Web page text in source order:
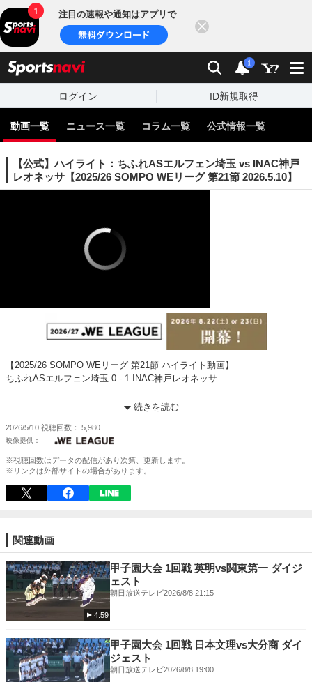
注目の速報や通知はアプリで
検索 通知
i
ログイン ID新規取得
動画一覧 ニュース一覧 コラム一覧 公式情報一覧
【公式】ハイライト：ちふれASエルフェン埼玉 vs INAC神戸
レオネッサ【2025/26 SOMPO WEリーグ 第21節 2026.5.10】
【2025/26 SOMPO WEリーグ 第21節 ハイライト動画】
ちふれASエルフェン埼玉 0 - 1 INAC神戸レオネッサ
2026年5月10日（日）14時00分キックオフ
試合詳細はこちら
https://weleague.jp/matches/2026051027/
-------------------------
「DAZN」で全試合生中継！
https://www.dazn.com/ja-JP/p/WE_LEAGUE/
https://weleague.jp/
●WEリーグ公式X
https://twitter.com/we_league_jp
●WEリーグ公式Instagram
https://www.instagram.com/we_league/
●WEリーグオフィシャルストア
https://www.sskamo.co.jp/we-league/
https://calif.cc/pages/we-league
続きを読む
2026/5/10 視聴回数 5,980
※視聴回数はデータの配信があり次第、更新します。
※リンクは外部サイトの場合があります。
関連動画
4:59
甲子園大会 1回戦 英明vs関東第一 ダイジ
ェスト
朝日放送テレビ2026/8/8 21:15
甲子園大会 1回戦 日本文理vs大分商 ダイ
ジェスト
朝日放送テレビ2026/8/8 19:00